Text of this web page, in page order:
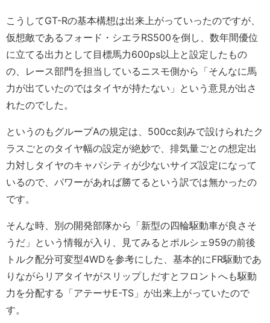
こうしてGT-Rの基本構想は出来上がっていったのですが、
仮想敵であるフォード・シエラRS500を倒し、数年間優位
に立てる出力として目標馬力600ps以上と設定したもの
の、レース部門を担当しているニスモ側から「そんなに馬
力が出ていたのではタイヤが持たない」という意見が出さ
れたのでした。
というのもグループAの規定は、500cc刻みで設けられたク
ラスごとのタイヤ幅の設定が絶妙で、排気量ごとの想定出
力対しタイヤのキャパシティが少ないサイズ設定になって
いるので、パワーがあれば勝てるという訳では無かったの
です。
そんな時、別の開発部隊から「新型の四輪駆動車が良さそ
うだ」という情報が入り、見てみるとポルシェ959の前後
トルク配分可変型4WDを参考にした、基本的にFR駆動であ
りながらリアタイヤがスリップしだすとフロントへも駆動
力を分配する「アテーサE-TS」が出来上がっていたので
す。